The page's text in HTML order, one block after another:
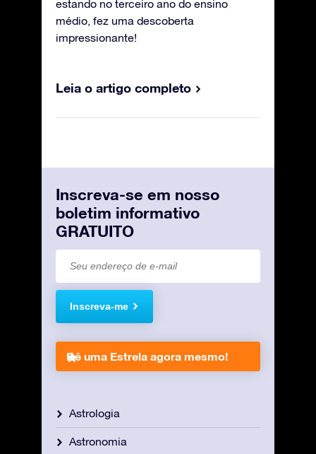
estando no terceiro ano do ensino
médio, fez uma descoberta
impressionante!
Leia o artigo completo
Inscreva-se em nosso
boletim informativo
GRATUITO
Inscreva-me
Dê uma Estrela agora mesmo!
Astrologia
Astronomia